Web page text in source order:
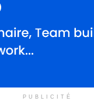
PUBLICITÉ